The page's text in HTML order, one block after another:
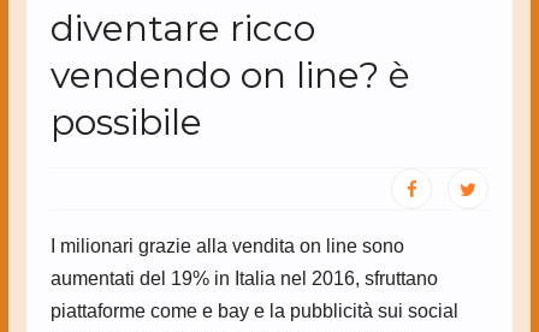
diventare ricco
vendendo on line? è
possibile
I milionari grazie alla vendita on line sono
aumentati del 19% in Italia nel 2016, sfruttano
piattaforme come e bay e la pubblicità sui social